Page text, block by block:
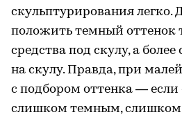
скульптурирования легко.
положить темный оттенок
средства под скулу, а более
на скулу. Правда, при
с подбором оттенка — если
слишком темным,